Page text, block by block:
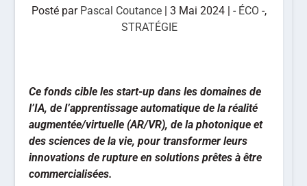
Posté par Pascal Coutance |3 Mai 2024 |- ÉCO -,
STRATÉGIE
Ce fonds cible les start-up dans les domaines de
l’IA, de l’apprentissage automatique de la réalité
augmentée/virtuelle (AR/VR), de la photonique et
des sciences de la vie, pour transformer leurs
innovations de rupture en solutions prêtes à être
commercialisées.